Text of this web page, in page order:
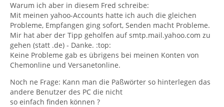
Warum ich aber in diesem Fred schreibe:
Mit meinen yahoo-Accounts hatte ich auch die gleichen
Probleme, Empfangen ging sofort, Senden macht Probleme.
Mir hat aber der Tipp geholfen auf smtp.mail.yahoo.com zu
gehen (statt .de) - Danke. :top:
Keine Probleme gab es übrigens bei meinen Konten von
Chemonline und Versanetonline.
Noch ne Frage: Kann man die Paßwörter so hinterlegen das
andere Benutzer des PC die nicht
so einfach finden können ?